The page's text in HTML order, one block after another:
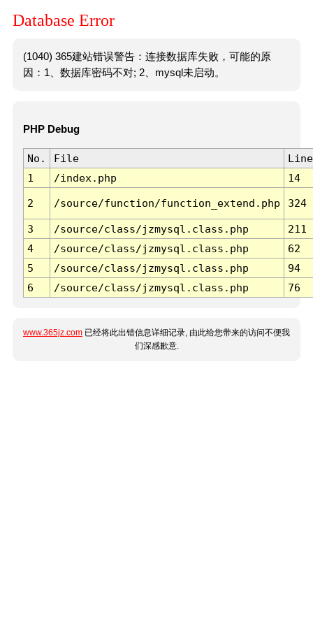
Database Error
(1040) 365建站错误警告：连接数据库失败，可能的原
因：1、数据库密码不对; 2、mysql未启动。
PHP Debug
No. File
Line
1
/index.php 14
2 /source/function/function_extend.php 324
3 /source/class/jzmysql.class.php
211
4
/source/class/jzmysql.class.php
62
5
/source/class/jzmysql.class.php
94
6
/source/class/jzmysql.class.php 76
www.365jz.com 已经将此出错信息详细记录, 由此给您带来的访问不便我
们深感歉意.